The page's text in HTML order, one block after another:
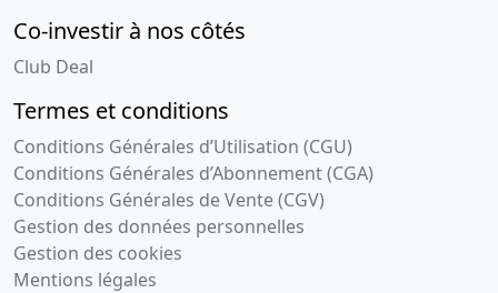
Co-investir à nos côtés
Club Deal
Termes et conditions
Conditions Générales d’Utilisation (CGU)
Conditions Générales d’Abonnement (CGA)
Conditions Générales de Vente (CGV)
Gestion des données personnelles
Gestion des cookies
Mentions légales